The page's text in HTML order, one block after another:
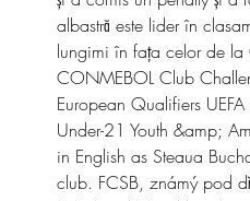
albastră este lider în
lungimi în fața celor de la
CONMEBOL Club
European Qualifiers
Under-21 Youth &amp;
in English as Steaua
club. FCSB, známý pod